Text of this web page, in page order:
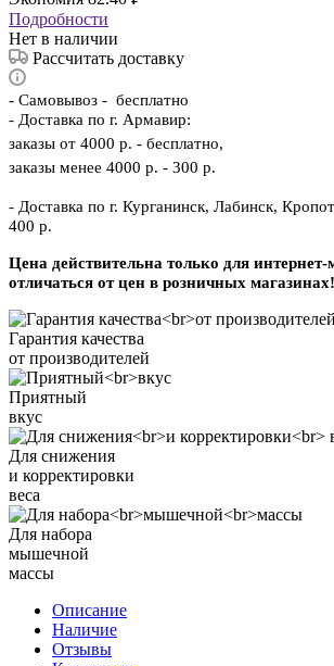
Подробности
Нет в наличии
Рассчитать доставку
- Самовывоз - бесплатно
- Доставка по г. Армавир:
заказы от 4000 р. - бесплатно,
заказы менее 4000 р. - 300 р.
- Доставка по г. Курганинск, Лабинск,
400 р.
Цена действительна только для
отличаться от цен в розничных магазинах!
Гарантия качества
от производителей
Приятный
вкус
Для снижения
и корректировки
веса
Для набора
мышечной
массы
Описание
Наличие
Отзывы